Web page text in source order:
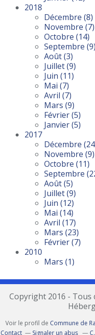
2018
Décembre (8)
Novembre (7)
Octobre (14)
Septembre (9)
Août(3)
Juillet(9)
Juin (11)
Mai (7)
Avril (7)
Mars (9)
Février(5)
Janvier(5)
2017
Décembre
Novembre (9)
Octobre (11)
Septembre
Août(5)
Juillet(9)
Juin (12)
Mai (14)
Avril (17)
Mars (23)
Février(7)
2010
Mars (1)
Copyright 2016 - Tous
Voir le profil de Commune de
Contact
Signaler un abus